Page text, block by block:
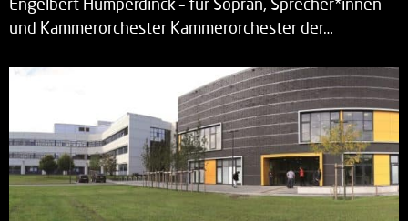
Engelbert Humperdinck – für Sopran, Sprecher*innen
und Kammerorchester Kammerorchester der…